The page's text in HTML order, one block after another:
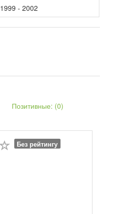
1999 - 2002
Позитивные: (0)
Без рейтингу